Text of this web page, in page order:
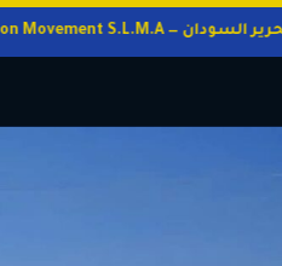
حركة تحرير السودان — Sudan Liberation Movement S.L.M.A